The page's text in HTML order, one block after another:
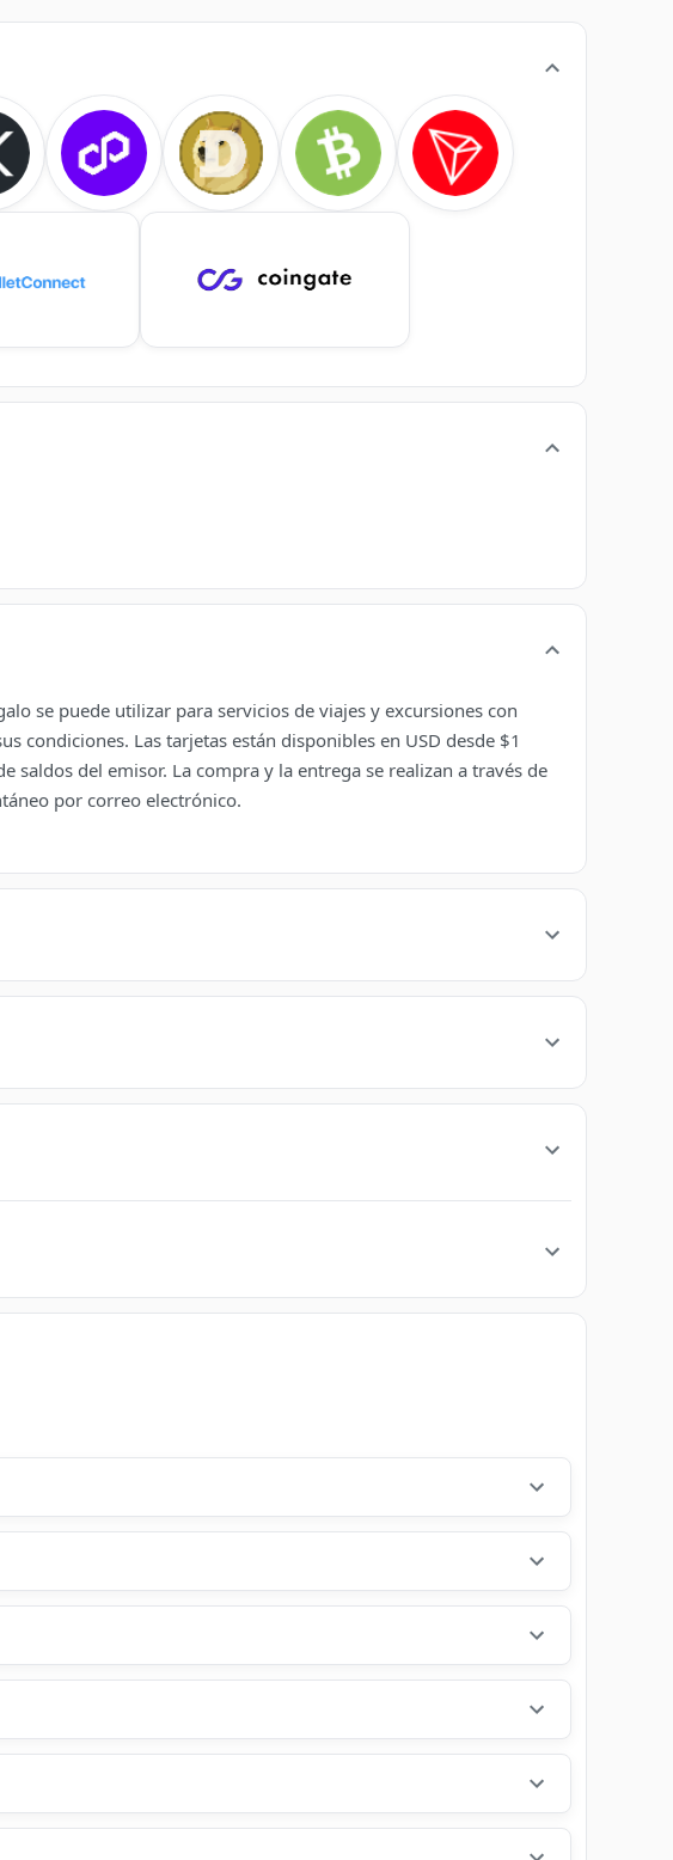
se puede utilizar para servicios de viajes y excursiones con
condiciones. Las tarjetas están disponibles en USD desde $1
saldos del emisor. La compra y la entrega se realizan a través de
por correo electrónico.